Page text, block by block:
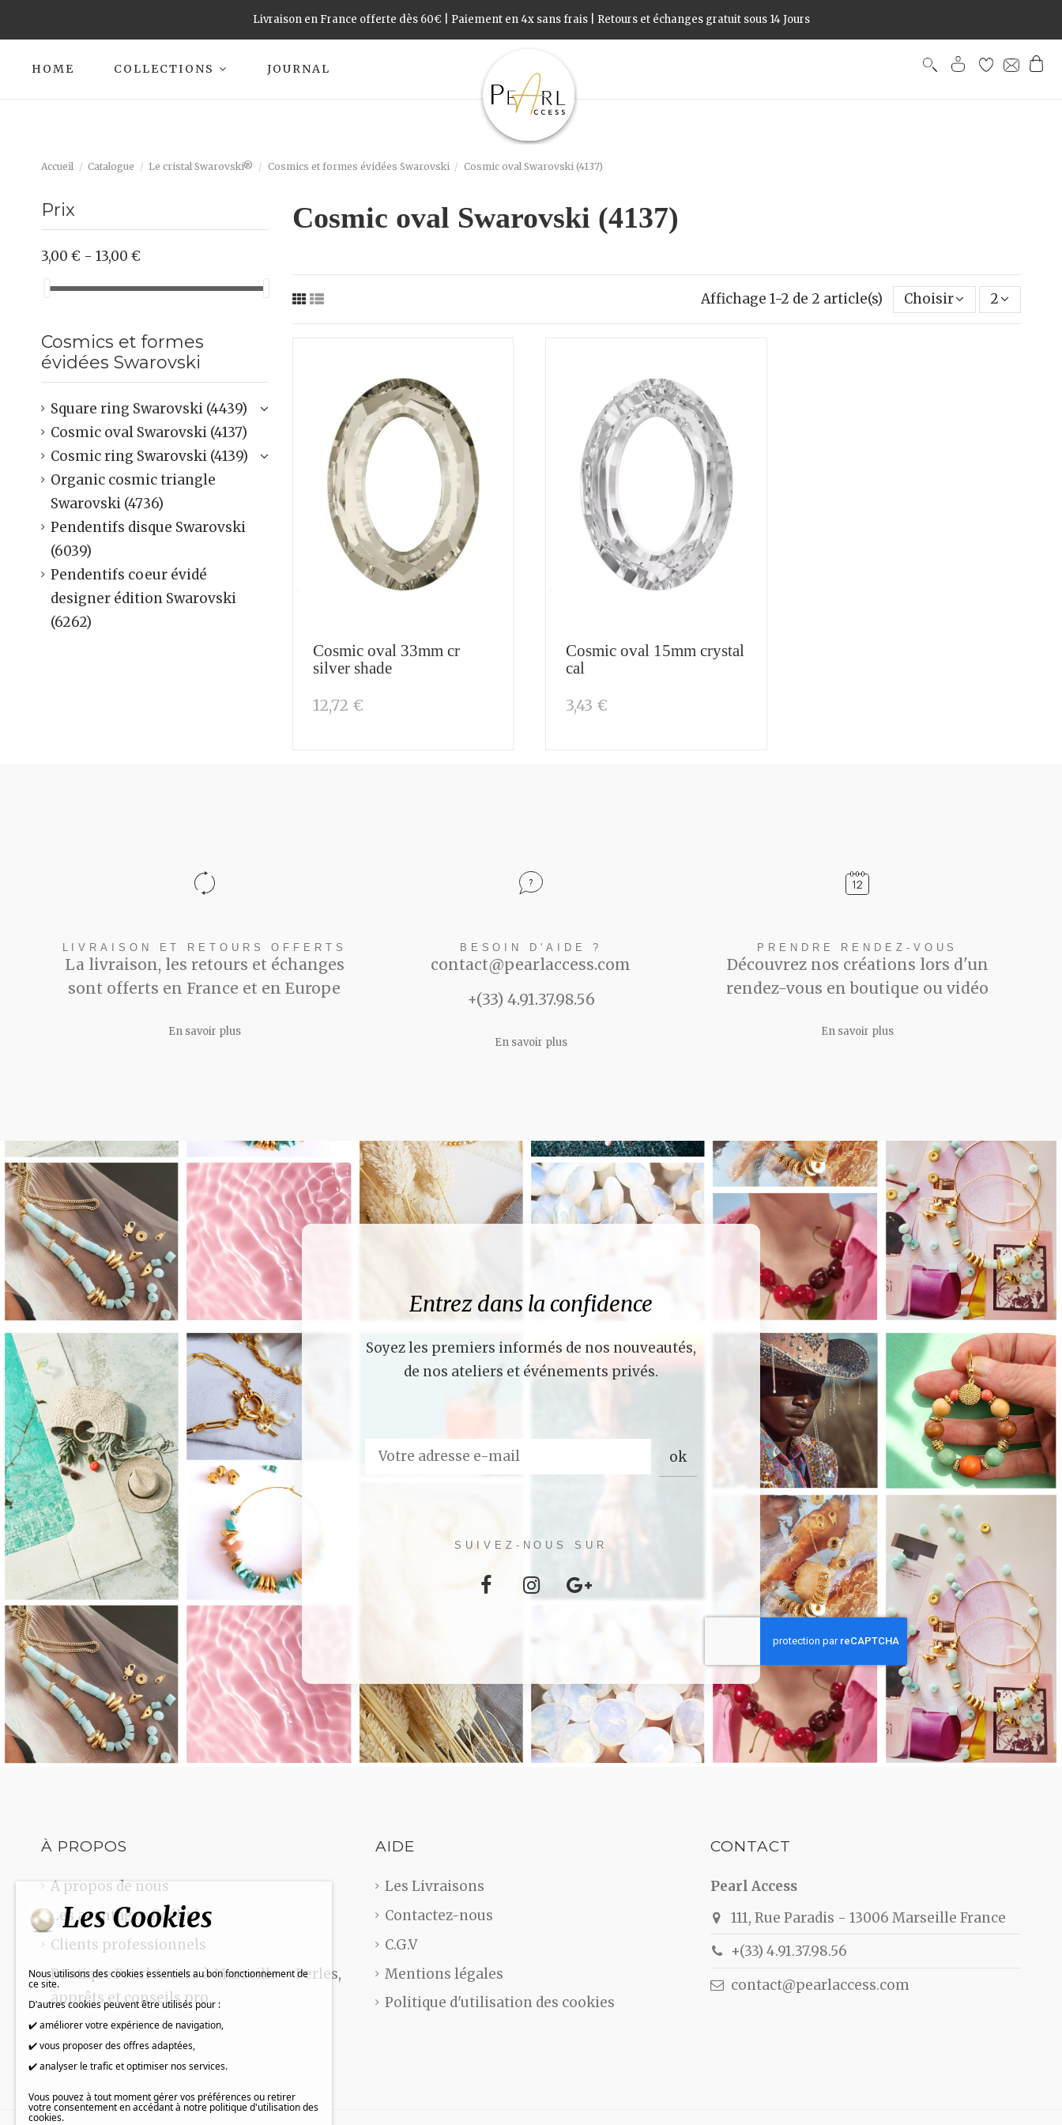
Livraison en France offerte dès 60€ | Paiement en 4x sans frais | Retours et échanges gratuit sous 14 Jours
HOME COLLECTIONS JOURNAL
Accueil Catalogue Le cristal Swarovski® Cosmics et formes évidées Swarovski Cosmic oval Swarovski (4137)
Cosmic oval Swarovski (4137)
Affichage 1-2 de 2 article(s) Choisir 2
Cosmic oval 33mm cr
silver shade
12,72 €
Cosmic oval 15mm crystal
cal
3,43 €
Prix
3,00 € - 13,00 €
Cosmics et formes
évidées Swarovski
Square ring Swarovski (4439)
Cosmic oval Swarovski (4137)
Cosmic ring Swarovski (4139)
Organic cosmic triangle
Swarovski (4736)
Pendentifs disque Swarovski
(6039)
Pendentifs coeur évidé
designer édition Swarovski
(6262)
LIVRAISON ET RETOURS OFFERTS
La livraison, les retours et échanges
sont offerts en France et en Europe
En savoir plus
BESOIN D'AIDE ?
contact@pearlaccess.com
+(33) 4.91.37.98.56
En savoir plus
PRENDRE RENDEZ-VOUS
Découvrez nos créations lors d'un
rendez-vous en boutique ou vidéo
En savoir plus
Entrez dans la confidence
Soyez les premiers informés de nos nouveautés,
de nos ateliers et événements privés.
SUIVEZ-NOUS SUR
À PROPOS
A propos de nous
Les avantages fidélité
Clients professionnels
Boutique Pearl Access à Marseille – Perles,
apprêts et conseils pro
AIDE
Les Livraisons
Contactez-nous
C.G.V
Mentions légales
Politique d'utilisation des cookies
CONTACT
Pearl Access
111, Rue Paradis - 13006 Marseille France
+(33) 4.91.37.98.56
contact@pearlaccess.com
Les Cookies
Nous utilisons des cookies essentiels au bon fonctionnement de
ce site.
D’autres cookies peuvent être utilisés pour :
✔️ améliorer votre expérience de navigation,
✔️ vous proposer des offres adaptées,
✔️ analyser le trafic et optimiser nos services.
Vous pouvez à tout moment gérer vos préférences ou retirer
votre consentement en accédant à notre politique d'utilisation des
cookies.